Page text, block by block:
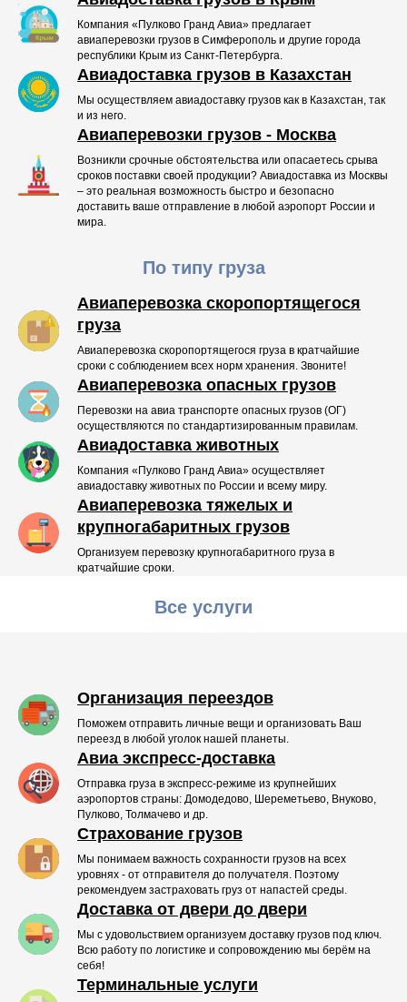
Компания «Пулково Гранд Авиа» предлагает
авиаперевозки грузов в Симферополь и другие города
республики Крым из Санкт-Петербурга.
Авиадоставка грузов в Казахстан
Мы осуществляем авиадоставку грузов как в Казахстан, так
и из него.
Авиаперевозки грузов - Москва
Возникли срочные обстоятельства или опасаетесь срыва
сроков поставки своей продукции? Авиадоставка из Москвы
– это реальная возможность быстро и безопасно
доставить ваше отправление в любой аэропорт России и
мира.
По типу груза
Авиаперевозка скоропортящегося
груза
Авиаперевозка скоропортящегося груза в кратчайшие
сроки с соблюдением всех норм хранения. Звоните!
Авиаперевозка опасных грузов
Перевозки на авиа транспорте опасных грузов (ОГ)
осуществляются по стандартизированным правилам.
Авиадоставка животных
Компания «Пулково Гранд Авиа» осуществляет
авиадоставку животных по России и всему миру.
Авиаперевозка тяжелых и
крупногабаритных грузов
Организуем перевозку крупногабаритного груза в
кратчайшие сроки.
Все услуги
Организация переездов
Поможем отправить личные вещи и организовать Ваш
переезд в любой уголок нашей планеты.
Авиа экспресс-доставка
Отправка груза в экспресс-режиме из крупнейших
аэропортов страны: Домодедово, Шереметьево, Внуково,
Пулково, Толмачево и др.
Страхование грузов
Мы понимаем важность сохранности грузов на всех
уровнях - от отправителя до получателя. Поэтому
рекомендуем застраховать груз от напастей среды.
Доставка от двери до двери
Мы с удовольствием организуем доставку грузов под ключ.
Всю работу по логистике и сопровождению мы берём на
себя!
Терминальные услуги